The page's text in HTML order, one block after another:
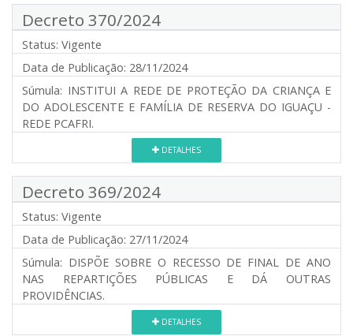
Decreto 370/2024
Status: Vigente
Data de Publicação: 28/11/2024
Súmula: INSTITUI A REDE DE PROTEÇÃO DA CRIANÇA E
DO ADOLESCENTE E FAMÍLIA DE RESERVA DO IGUAÇU -
REDE PCAFRI.
DETALHES
Decreto 369/2024
Status: Vigente
Data de Publicação: 27/11/2024
Súmula: DISPÕE SOBRE O RECESSO DE FINAL DE ANO
NAS REPARTIÇÕES PÚBLICAS E DÁ OUTRAS
PROVIDÊNCIAS.
DETALHES